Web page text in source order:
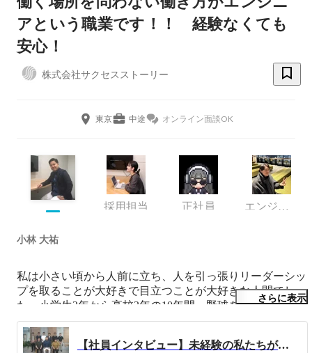
アという職業です！！ 経験なくても
安心！
株式会社サクセスストーリー
東京 中途 オンライン面談OK
採用担当 正社員 エンジニア
小林 大祐
私は小さい頃から人前に立ち、人を引っ張りリーダーシッ
プを取ることが大好きで目立つことが大好きな人間でし
た。小学生3年から高校3年の10年間、野球を行っておりク
ラブチームのキャプテンや学級委員長、生徒会役員と様々
な経験をしてまいりました。
※小学生の頃には、王貞治さん主催の世界少年野球大会に
さらに表示
【社員インタビュー】未経験の私たちがサクセスストーリーを選ぶ理由「他には考えられなかった」